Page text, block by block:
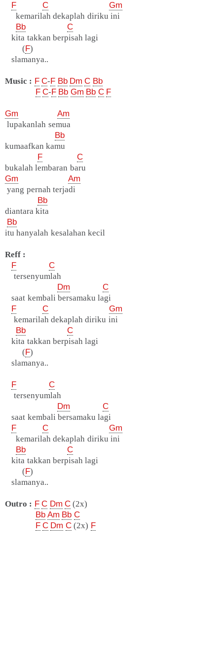
F
C
Gm
kemarilah dekaplah diriku ini
Bb
C
kita takkan berpisah lagi
(F)
slamanya..
Music : F C-F Bb Dm C Bb
F C-F Bb Gm Bb C F
Gm
Am
lupakanlah semua
Bb
kumaafkan kamu
F
C
bukalah lembaran baru
Gm
Am
yang pernah terjadi
Bb
diantara kita
Bb
itu hanyalah kesalahan kecil
Reff :
F
C
tersenyumlah
Dm
C
saat kembali bersamaku lagi
F
C
Gm
kemarilah dekaplah diriku ini
Bb
C
kita takkan berpisah lagi
(F)
slamanya..
F
C
tersenyumlah
Dm
C
saat kembali bersamaku lagi
F
C
Gm
kemarilah dekaplah diriku ini
Bb
C
kita takkan berpisah lagi
(F)
slamanya..
Outro : F C Dm C (2x)
Bb Am Bb C
F C Dm C(2x) F